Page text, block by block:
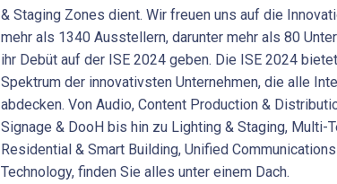
& Staging Zones dient. Wir freuen uns auf die
mehr als 1340 Ausstellern, darunter mehr als 80
ihr Debüt auf der ISE 2024 geben. Die ISE 2024
Spektrum der innovativsten Unternehmen, die alle
abdecken. Von Audio, Content Production &
Signage & DooH bis hin zu Lighting & Staging, Multi-
Residential & Smart Building, Unified
Technology, finden Sie alles unter einem Dach.